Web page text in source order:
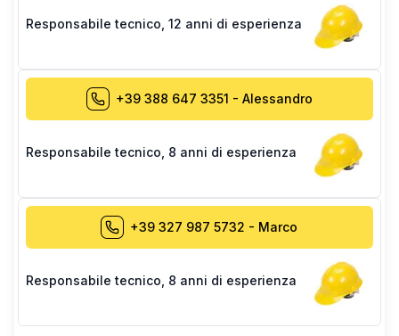
Responsabile tecnico 12 anni di esperienza
+39 388 647 3351 - Alessandro
Responsabile tecnico 8 anni di esperienza
+39 327 987 5732 - Marco
Responsabile tecnico 8 anni di esperienza